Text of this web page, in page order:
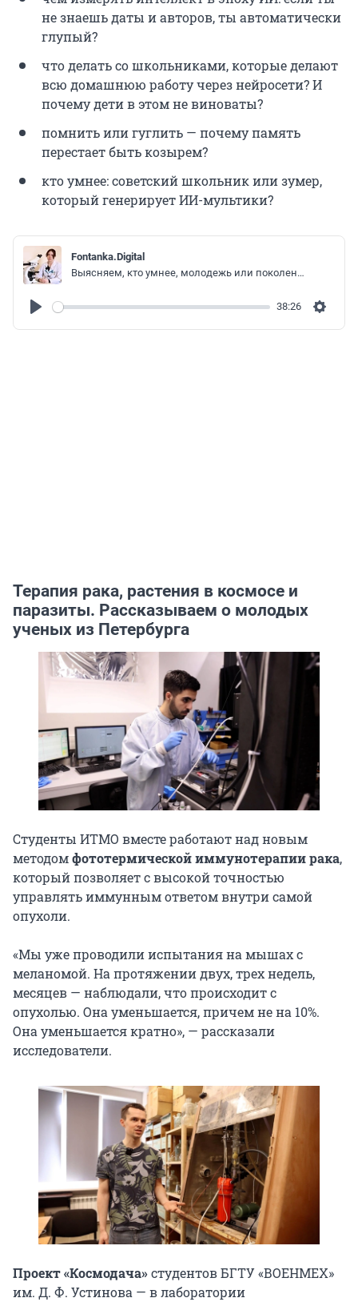
не знаешь даты и авторов, ты автоматически
глупый?
что делать со школьниками, которые делают
всю домашнюю работу через нейросети? И
почему дети в этом не виноваты?
помнить или гуглить — почему память
перестает быть козырем?
кто умнее: советский школьник или зумер,
который генерирует ИИ-мультики?
Fontanka.Digital
Выясняем, кто умнее, молодежь или поколения старше. И есть ли смысл помнить даты наизусть, когда под рукой всегда (или почти) есть интернет.
38:26
Терапия рака, растения в космосе и
паразиты. Рассказываем о молодых
ученых из Петербурга
Студенты ИТМО вместе работают над новым
методомфототермической иммунотерапии рака,
который позволяет с высокой точностью
управлять иммунным ответом внутри самой
опухоли.
«Мы уже проводили испытания на мышах с
меланомой. На протяжении двух, трех недель,
месяцев — наблюдали, что происходит с
опухолью. Она уменьшается, причем не на 10%.
Она уменьшается кратно», — рассказали
исследователи.
Проект «Космодача»студентов БГТУ «ВОЕНМЕХ»
им. Д. Ф. Устинова — в лаборатории